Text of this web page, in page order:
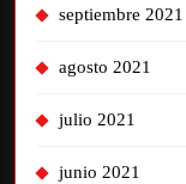
septiembre 2021
agosto 2021
julio 2021
junio 2021